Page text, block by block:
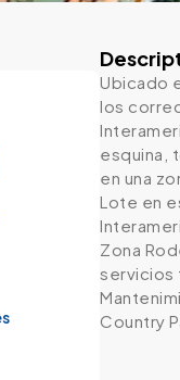
Ubicado
los
esquina,
en una
Lote en
Zona
servicios
Country